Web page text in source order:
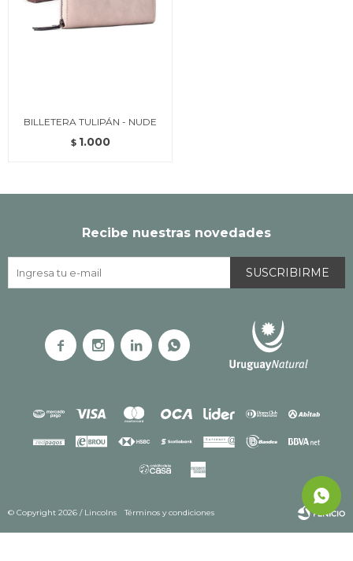
BILLETERA TULIPÁN - NUDE
$ 1.000
Recibe nuestras novedades
SUSCRIBIRME
   
© Copyright 2026 / Lincolns Términos y condiciones